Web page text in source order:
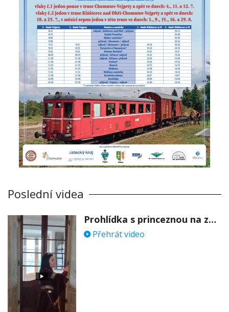
Poslední videa
Prohlídka s princeznou na zámku Stekník
Přehrát video